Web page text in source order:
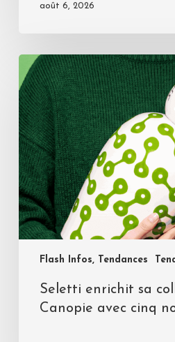
août 6, 2026
Flash Infos, Tendances
Seletti enrichit sa
Canopie avec cinq